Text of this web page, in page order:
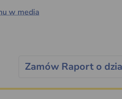
w media
Zamów Raport o